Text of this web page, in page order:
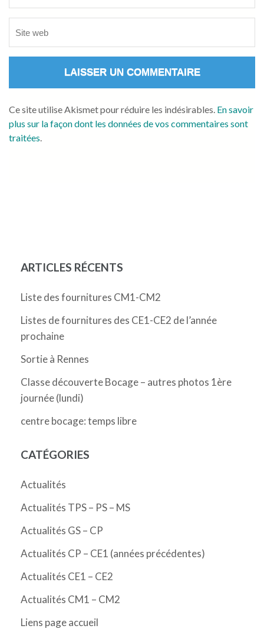
Ce site utilise Akismet pour réduire les indésirables. En savoir
plus sur la façon dont les données de vos commentaires sont
traitées.
ARTICLES RÉCENTS
Liste des fournitures CM1-CM2
Listes de fournitures des CE1-CE2 de l’année
prochaine
Sortie à Rennes
Classe découverte Bocage – autres photos 1ère
journée (lundi)
centre bocage: temps libre
CATÉGORIES
Actualités
Actualités TPS – PS – MS
Actualités GS – CP
Actualités CP – CE1 (années précédentes)
Actualités CE1 – CE2
Actualités CM1 – CM2
Liens page accueil